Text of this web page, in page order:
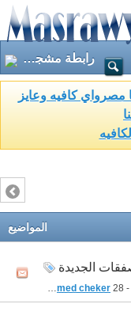
رابطة مشجي الدراويش
مصرواي كافيه وعايز
المواضيع
الجديدة
mohamed cheker 28 -